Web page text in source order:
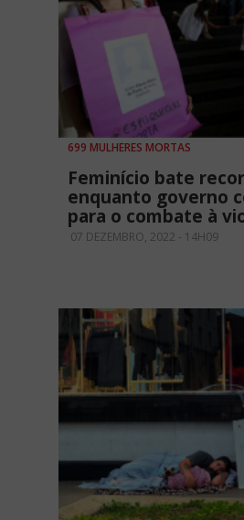
699 MULHERES MORTAS
Feminício bate
enquanto governo
para o combate à
07 DEZEMBRO, 2022 - 14H09